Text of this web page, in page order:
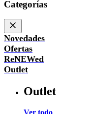
Categorías
Novedades
Ofertas
ReNEWed
Outlet
Outlet